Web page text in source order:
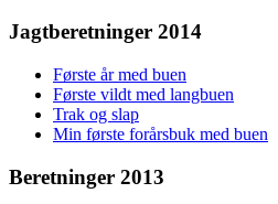
Jagtberetninger 2014
Første år med buen
Første vildt med langbuen
Trak og slap
Min første forårsbuk med buen
Beretninger 2013